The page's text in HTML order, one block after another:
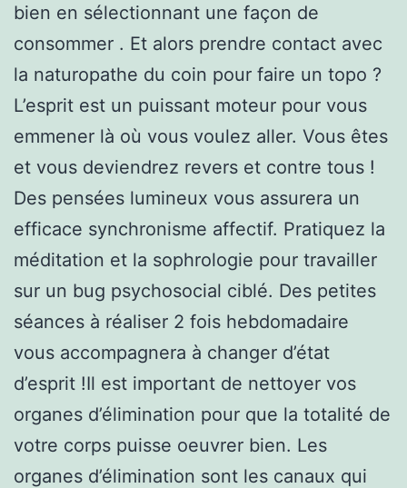
bien en sélectionnant une façon de
consommer . Et alors prendre contact avec
la naturopathe du coin pour faire un topo ?
L’esprit est un puissant moteur pour vous
emmener là où vous voulez aller. Vous êtes
et vous deviendrez revers et contre tous !
Des pensées lumineux vous assurera un
efficace synchronisme affectif. Pratiquez la
méditation et la sophrologie pour travailler
sur un bug psychosocial ciblé. Des petites
séances à réaliser 2 fois hebdomadaire
vous accompagnera à changer d’état
d’esprit !Il est important de nettoyer vos
organes d’élimination pour que la totalité de
votre corps puisse oeuvrer bien. Les
organes d’élimination sont les canaux qui